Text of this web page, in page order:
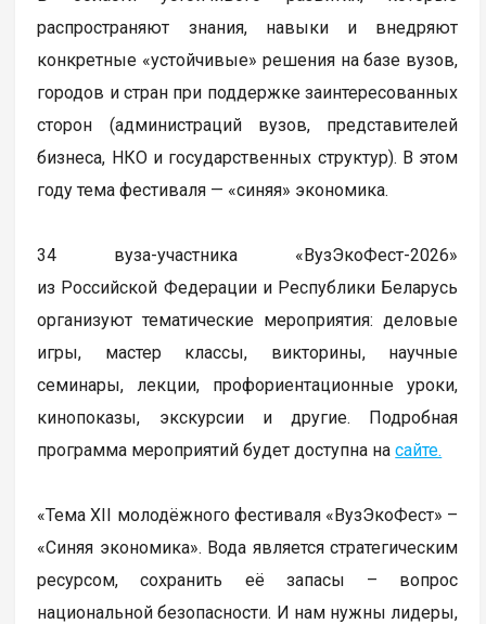
распространяют знания, навыки и внедряют
конкретные «устойчивые» решения на базе вузов,
городов и стран при поддержке заинтересованных
сторон (администраций вузов, представителей
бизнеса, НКО и государственных структур). В этом
году тема фестиваля — «синяя» экономика.
34 вуза-участника «ВузЭкоФест-2026»
из Российской Федерации и Республики Беларусь
организуют тематические мероприятия: деловые
игры, мастер классы, викторины, научные
семинары, лекции, профориентационные уроки,
кинопоказы, экскурсии и другие. Подробная
программа мероприятий будет доступна насайте.
«Тема XII молодёжного фестиваля «ВузЭкоФест» –
«Синяя экономика». Вода является стратегическим
ресурсом, сохранить её запасы – вопрос
национальной безопасности. И нам нужны лидеры,